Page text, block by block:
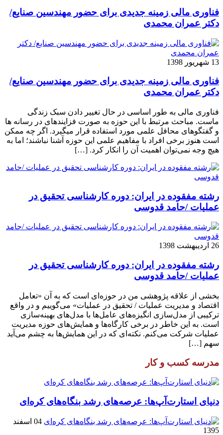
فناوری مالی زمینه جدیدی برای حضور مهندسین صنایع/
دکتر عمران محمدی
13 شهریور 1398
فناوری مالی زمینه جدیدی برای حضور مهندسین صنایع/
دکتر عمران محمدی
فناوری مالی به طور اساسی در حال تغییر دادن سبک زندگی
ماست. مباحث مرتبط با این حوزه به صورت فزاینده­ای در رسانه­ ها
و گفتگوهای محافل علمی مورد استفاده قرار می­گیرد. اگر چه ممکن
است هنوز برخی افراد با مفاهیم علمی این حوزه آشنا نباشند؛ اما به
هیچ وجه نمی‌توان اهمیت آن را انکار کرد. […]
رشته مفقوده در ایران: دوره کارشناسی تحقیق در
عملیات /حامد قدوسی
26 اردیبهشت 1398
رشته مفقوده در ایران: دوره کارشناسی تحقیق در
عملیات /حامد قدوسی
بخشی از علاقه پژوهشی من در حوزه‌ای است که به آن «تعامل
اقتصاد و مدیریت عملیات / تحقیق در عملیات» می‌گوییم و در واقع
ترکیبی از مدل‌سازی انگیزه‌های عامل‌ها با مدل‌های بهینه‌سازی
است. به این خاطر در برخی کارگاه‌ها و همایش‌های حوزه مدیریت
عملیات شرکت می‌کنم. نکته‌ای که در این همایش‌ها به چشم می‌آید
سهم […]
مدرسه کسب و کار
دنیای استارت‌آپ‌ها: عرصه‌های رشد بنگاه‌های کره‌ای‌
04 اسفند
1395